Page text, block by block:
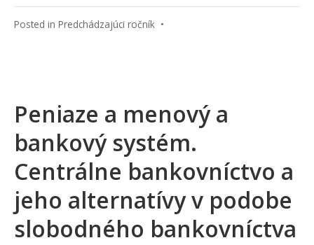
Posted in Predchádzajúci ročník •
Peniaze a menový a
bankový systém.
Centrálne bankovníctvo a
jeho alternatívy v podobe
slobodného bankovníctva